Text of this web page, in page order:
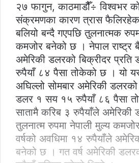
२७ फागुन, काठमाडौैँ÷ विश्वभर
संक्रमणका कारण त्रास
बलियो बन्दै गएपछि तुलनात्मक
कमजोर बनेको छ । नेपाल
अमेरिकी डलरको बिक्रीदर
रुपैयाँ ८४ पैसा तोकेको छ । यो
अघिल्लो सोमबार अमेरिकी डलरको
डलर १ सय १५ रुपैयाँ ८६ पैसा
सातामै करिब ३ रुपैयाँले अमेरिकी
तुलनात्म रुपमा नेपाली मुल्य
वर्षको अवधिमा १४ रुपैयाँले
बनेको छ । गत वर्ष अमेरिकी